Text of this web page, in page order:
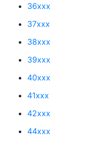
36xxx
37xxx
38xxx
39xxx
40xxx
41xxx
42xxx
44xxx